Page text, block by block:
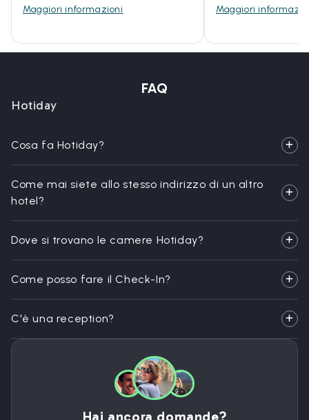
Maggiori informazioni
Maggiori
FAQ
Hotiday
Cosa fa Hotiday?
Come mai siete allo stesso indirizzo di un altro
hotel?
Dove si trovano le camere Hotiday?
Come posso fare il Check-In?
C'è una reception?
Hai ancora domande?